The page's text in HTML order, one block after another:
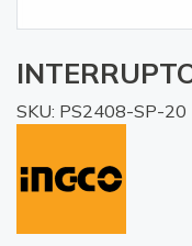
SKU: PS2408-SP-20